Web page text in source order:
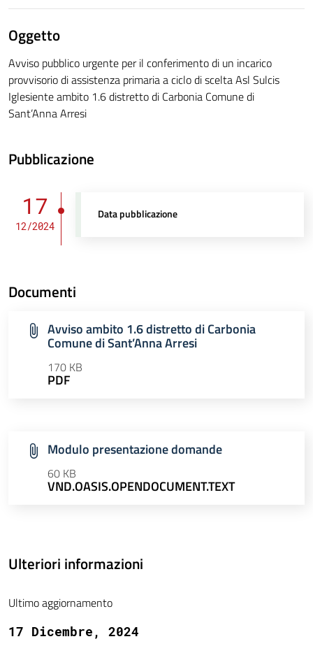
Oggetto
Avviso pubblico urgente per il conferimento di un incarico
provvisorio di assistenza primaria a ciclo di scelta Asl Sulcis
Iglesiente ambito 1.6 distretto di Carbonia Comune di
Sant’Anna Arresi
Pubblicazione
17
12/2024
Data pubblicazione
Documenti
Avviso ambito 1.6 distretto di Carbonia
Comune di Sant’Anna Arresi
170 KB
PDF
Modulo presentazione domande
60 KB
VND.OASIS.OPENDOCUMENT.TEXT
Ulteriori informazioni
Ultimo aggiornamento
17 Dicembre, 2024